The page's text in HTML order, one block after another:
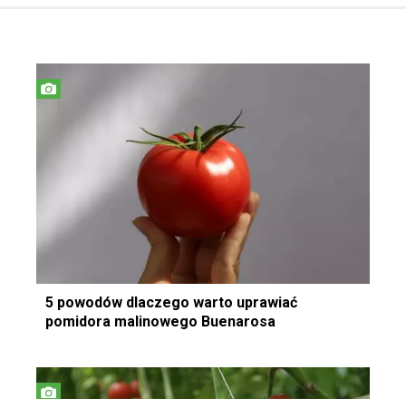
5 powodów dlaczego warto uprawiać
pomidora malinowego Buenarosa